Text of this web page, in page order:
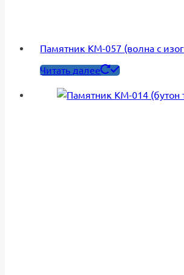
Памятник КМ-057 (волна с
Читать далее